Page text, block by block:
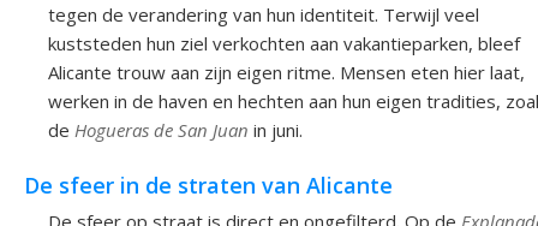
tegen de verandering van hun identiteit. Terwijl veel
kuststeden hun ziel verkochten aan vakantieparken, bleef
Alicante trouw aan zijn eigen ritme. Mensen eten hier laat,
werken in de haven en hechten aan hun eigen tradities,
de Hogueras de San Juan in juni.
De sfeer in de straten van Alicante